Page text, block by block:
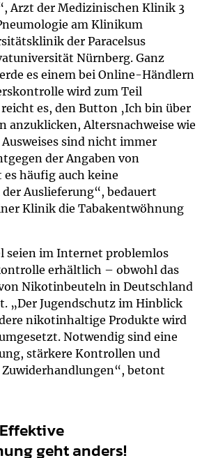
Arzt der Medizinischen Klinik 3
am Klinikum
der Paracelsus
Nürnberg. Ganz
es einem bei Online-Händlern
wird zum Teil
es, den Button ‚Ich bin über
anzuklicken, Altersnachweise wie
Ausweises sind nicht immer
der Angaben von
häufig auch keine
Auslieferung“, bedauert
Klinik die Tabakentwöhnung
seien im Internet problemlos
erhältlich – obwohl das
Nikotinbeuteln in Deutschland
„Der Jugendschutz im Hinblick
nikotinhaltige Produkte wird
Notwendig sind eine
stärkere Kontrollen und
betont
geht anders!